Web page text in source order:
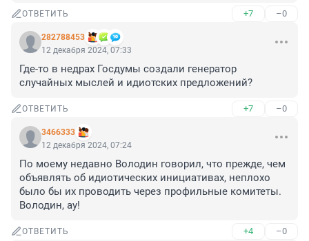
ОТВЕТИТЬ +7 –0
282788453
12 декабря 2024, 07:33
Где-то в недрах Госдумы создали генератор
случайных мыслей и идиотских предложений?
ОТВЕТИТЬ +7 –0
3466333
12 декабря 2024, 07:24
По моему недавно Володин говорил, что прежде, чем
объявлять об идиотических инициативах, неплохо
было бы их проводить через профильные комитеты.
Володин, ау!
ОТВЕТИТЬ +4 –0